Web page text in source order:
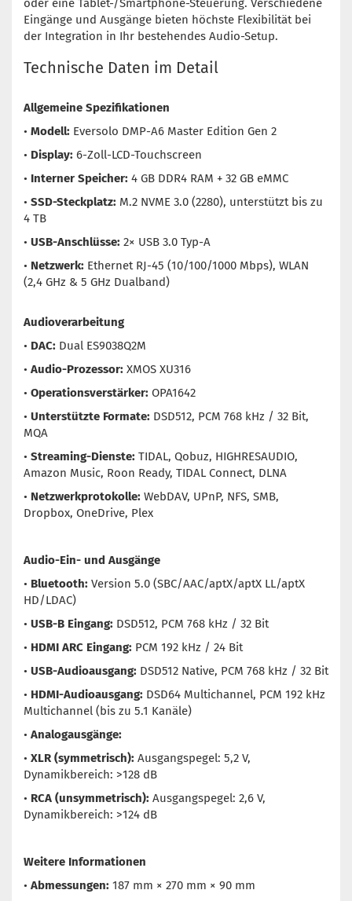
oder eine Tablet-/Smartphone-Steuerung. Verschiedene
Eingänge und Ausgänge bieten höchste Flexibilität bei
der Integration in Ihr bestehendes Audio-Setup.
Technische Daten im Detail
Allgemeine Spezifikationen
• Modell: Eversolo DMP-A6 Master Edition Gen 2
• Display: 6-Zoll-LCD-Touchscreen
• Interner Speicher: 4 GB DDR4 RAM + 32 GB eMMC
• SSD-Steckplatz: M.2 NVME 3.0 (2280), unterstützt bis zu
4 TB
• USB-Anschlüsse: 2× USB 3.0 Typ-A
• Netzwerk: Ethernet RJ-45 (10/100/1000 Mbps), WLAN
(2,4 GHz & 5 GHz Dualband)
Audioverarbeitung
• DAC: Dual ES9038Q2M
• Audio-Prozessor: XMOS XU316
• Operationsverstärker: OPA1642
• Unterstützte Formate: DSD512, PCM 768 kHz / 32 Bit,
MQA
• Streaming-Dienste: TIDAL, Qobuz, HIGHRESAUDIO,
Amazon Music, Roon Ready, TIDAL Connect, DLNA
• Netzwerkprotokolle: WebDAV, UPnP, NFS, SMB,
Dropbox, OneDrive, Plex
Audio-Ein- und Ausgänge
• Bluetooth: Version 5.0 (SBC/AAC/aptX/aptX LL/aptX
HD/LDAC)
• USB-B Eingang: DSD512, PCM 768 kHz / 32 Bit
• HDMI ARC Eingang: PCM 192 kHz / 24 Bit
• USB-Audioausgang: DSD512 Native, PCM 768 kHz / 32 Bit
• HDMI-Audioausgang: DSD64 Multichannel, PCM 192 kHz
Multichannel (bis zu 5.1 Kanäle)
• Analogausgänge:
• XLR (symmetrisch): Ausgangspegel: 5,2 V,
Dynamikbereich: >128 dB
• RCA (unsymmetrisch): Ausgangspegel: 2,6 V,
Dynamikbereich: >124 dB
Weitere Informationen
• Abmessungen: 187 mm × 270 mm × 90 mm